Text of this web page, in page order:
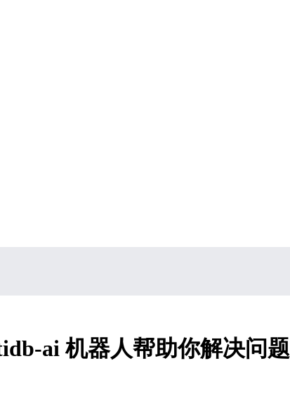
ai 机器人帮助你解决问题